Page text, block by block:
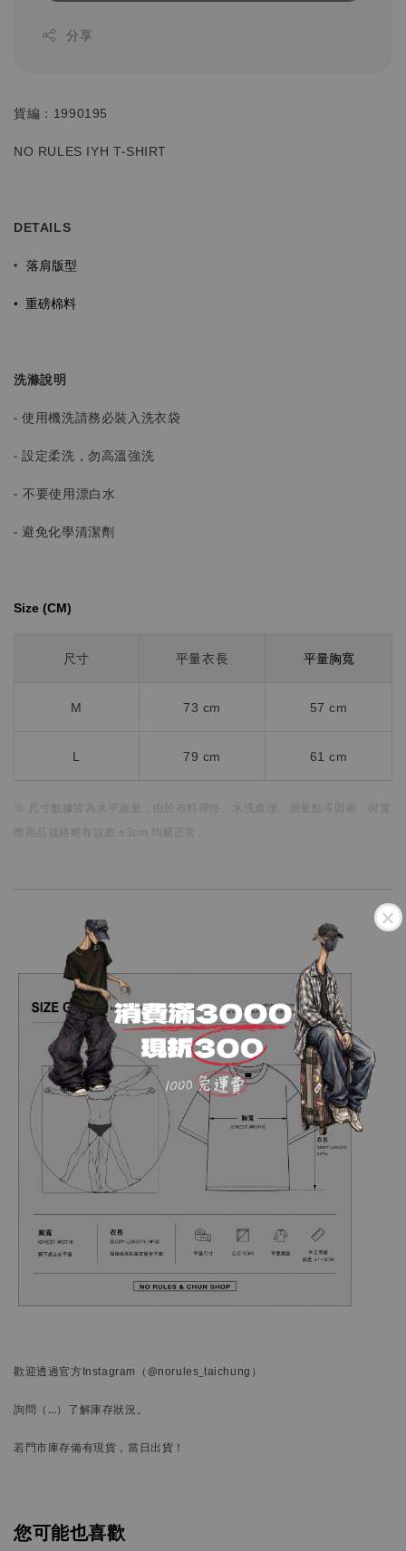
分享
貨編：1990195
NO RULES IYH T-SHIRT
DETAILS
• 落肩版型
• 重磅棉料
洗滌說明
- 使用機洗請務必裝入洗衣袋
- 設定柔洗，勿高溫強洗
-不要使用漂白水
- 避免化學清潔劑
Size (CM)⁡⁡
尺寸 平量衣長 平量胸寬
M 73 cm 57 cm
L 79 cm 61 cm
※ 尺寸數據皆為水平測量， 由於布料彈性、水洗處理、測量點等因素，
與實
際商品規格略有誤差 ±3cm 均屬正常。
歡迎透過官方Instagram （@norules_taichung）
詢問 （…） 了解庫存狀況。
若門市庫存備有現貨，當日出貨！
您可能也喜歡